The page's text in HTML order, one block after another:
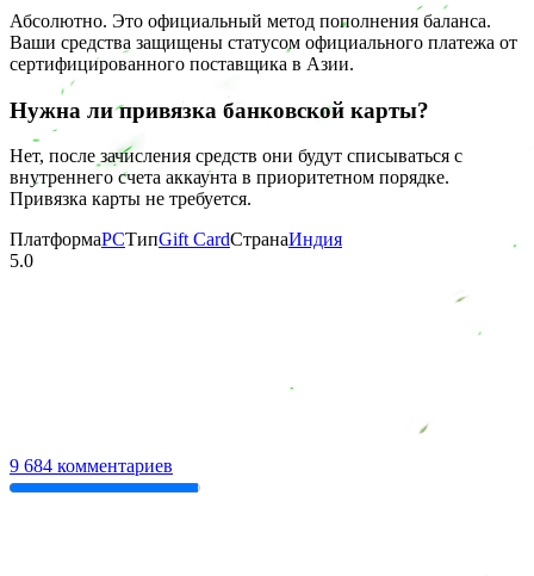
Абсолютно. Это официальный метод пополнения баланса.
Ваши средства защищены статусом официального платежа от
сертифицированного поставщика в Азии.
Нужна ли привязка банковской карты?
Нет, после зачисления средств они будут списываться с
внутреннего счета аккаунта в приоритетном порядке.
Привязка карты не требуется.
ПлатформаPCТипGift CardСтранаИндия
5.0
9 684 комментариев